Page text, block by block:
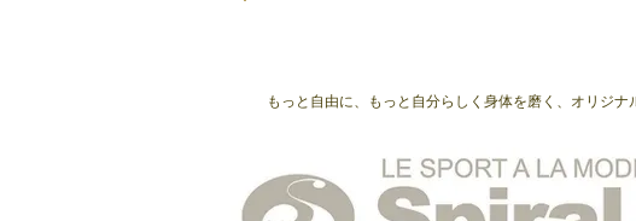
もっと自由に、もっと自分らしく身体を磨く、オリジ